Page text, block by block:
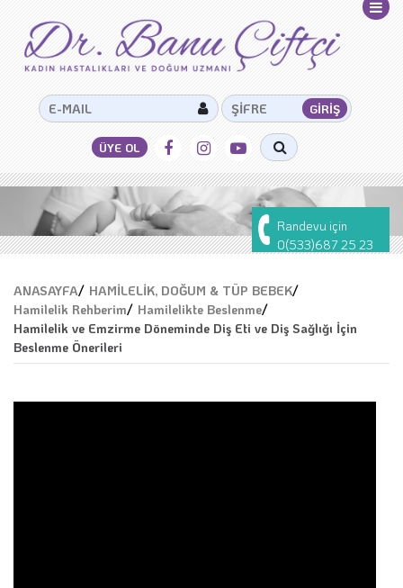
Randevu için
0(533)687 25 23
ANASAYFA/ HAMİLELİK, DOĞUM & TÜP BEBEK/
Hamilelik Rehberim/ Hamilelikte Beslenme/
Hamilelik ve Emzirme Döneminde Diş Eti ve Diş Sağlığı İçin
Beslenme Önerileri